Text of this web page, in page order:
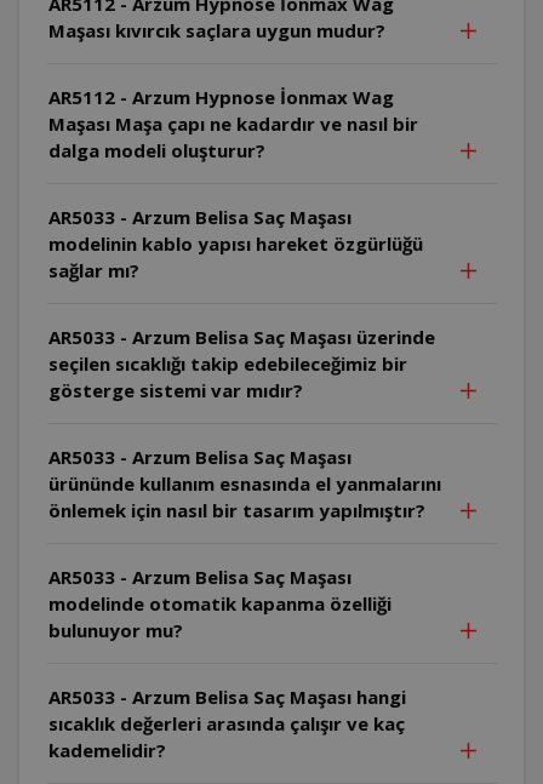
Maşası kıvırcık saçlara uygun mudur?
AR5112 - Arzum Hypnose İonmax Wag
Maşası Maşa çapı ne kadardır ve nasıl bir
dalga modeli oluşturur?
AR5033 - Arzum Belisa Saç Maşası
modelinin kablo yapısı hareket özgürlüğü
sağlar mı?
AR5033 - Arzum Belisa Saç Maşası üzerinde
seçilen sıcaklığı takip edebileceğimiz bir
gösterge sistemi var mıdır?
AR5033 - Arzum Belisa Saç Maşası
ürününde kullanım esnasında el yanmalarını
önlemek için nasıl bir tasarım yapılmıştır?
AR5033 - Arzum Belisa Saç Maşası
modelinde otomatik kapanma özelliği
bulunuyor mu?
AR5033 - Arzum Belisa Saç Maşası hangi
sıcaklık değerleri arasında çalışır ve kaç
kademelidir?